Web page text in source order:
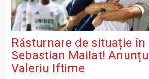
Răsturnare de situație în
Sebastian Mailat!
Valeriu Iftime